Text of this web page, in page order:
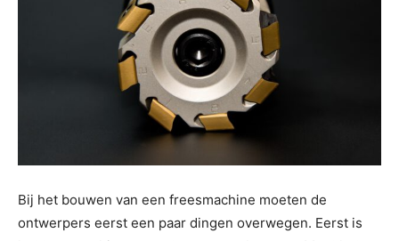
Bij het bouwen van een freesmachine moeten de
ontwerpers eerst een paar dingen overwegen. Eerst is